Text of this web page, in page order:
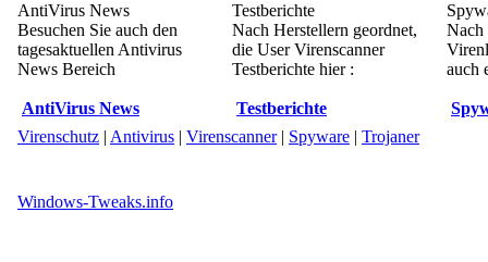
AntiVirus News
Besuchen Sie auch den
tagesaktuellen Antivirus
News Bereich
AntiVirus News
Testberichte
Nach Herstellern geordnet,
die User Virenscanner
Testberichte hier :
Testberichte
Nach
auch
Virenschutz | Antivirus | Virenscanner| Spyware | Trojaner
Windows-Tweaks.info